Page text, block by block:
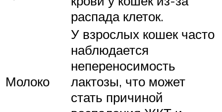
распада клеток.
Молоко
У взрослых кошек часто
наблюдается
непереносимость
лактозы, что может
стать причиной